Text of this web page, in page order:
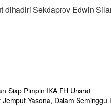
dihadiri Sekdaprov Edwin
Siap Pimpin IKA FH Unsrat
Jemput Yasona, Dalam